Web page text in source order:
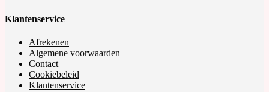
Klantenservice
Afrekenen
Algemene voorwaarden
Contact
Cookiebeleid
Klantenservice